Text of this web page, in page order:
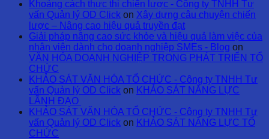
Khoảng cách thực thi chiến lược - Công ty TNHH Tư
vấn Quản lý OD Click on Xây dựng câu chuyện chiến
lược – Nâng cao hiệu quả truyền đạt
Giải pháp nâng cao sức khỏe và hiệu quả làm việc của
nhân viên dành cho doanh nghiệp SMEs - Blog on
VĂN HÓA DOANH NGHIỆP TRONG PHÁT TRIỂN TỔ
CHỨC
KHẢO SÁT VĂN HÓA TỔ CHỨC - Công ty TNHH Tư
vấn Quản lý OD Click on KHẢO SÁT NĂNG LỰC
LÃNH ĐẠO
KHẢO SÁT VĂN HÓA TỔ CHỨC - Công ty TNHH Tư
vấn Quản lý OD Click on KHẢO SÁT NĂNG LỰC TỔ
CHỨC